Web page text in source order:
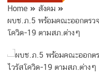
Home
สังคม
ผบช.ภ.5 พร้อมคณะออกตรว
โควิด-19 ตามสภ.ต่างๆ